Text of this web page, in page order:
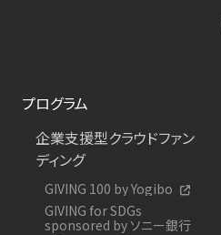
プログラム
企業支援型クラウドファン
ディング
GIVING 100 by Yogibo
GIVING for SDGs
sponsored by ソニー銀行